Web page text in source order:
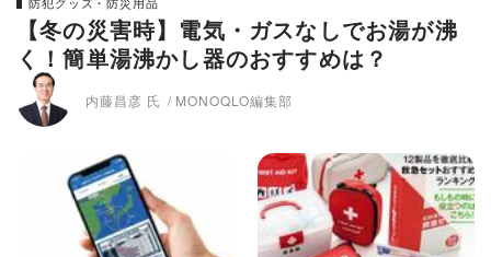
【冬の災害時】電気・ガスなしでお湯が沸
く！簡単湯沸かし器のおすすめは？
内藤昌彦 氏 MONOQLO編集部